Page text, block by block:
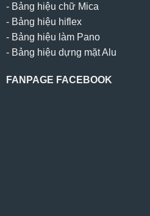
- Bảng hiệu chữ Mica
- Bảng hiệu hiflex
- Bảng hiệu làm Pano
- Bảng hiệu dựng mặt Alu
FANPAGE FACEBOOK